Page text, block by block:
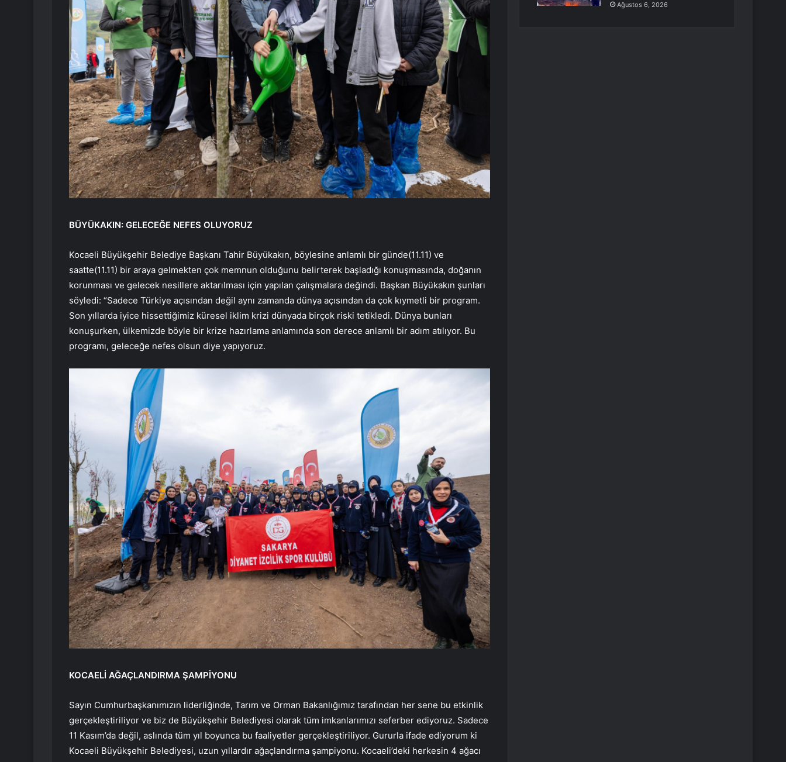
BÜYÜKAKIN: GELECEĞE NEFES OLUYORUZ
Kocaeli Büyükşehir Belediye Başkanı Tahir Büyükakın, böylesine anlamlı bir günde(11.11) ve
saatte(11.11) bir araya gelmekten çok memnun olduğunu belirterek başladığı konuşmasında, doğanın
korunması ve gelecek nesillere aktarılması için yapılan çalışmalara değindi. Başkan Büyükakın şunları
söyledi: “Sadece Türkiye açısından değil aynı zamanda dünya açısından da çok kıymetli bir program.
Son yıllarda iyice hissettiğimiz küresel iklim krizi dünyada birçok riski tetikledi. Dünya bunları
konuşurken, ülkemizde böyle bir krize hazırlama anlamında son derece anlamlı bir adım atılıyor. Bu
programı, geleceğe nefes olsun diye yapıyoruz.
KOCAELİ AĞAÇLANDIRMA ŞAMPİYONU
Sayın Cumhurbaşkanımızın liderliğinde, Tarım ve Orman Bakanlığımız tarafından her sene bu etkinlik
gerçekleştiriliyor ve biz de Büyükşehir Belediyesi olarak tüm imkanlarımızı seferber ediyoruz. Sadece
11 Kasım’da değil, aslında tüm yıl boyunca bu faaliyetler gerçekleştiriliyor. Gururla ifade ediyorum ki
Kocaeli Büyükşehir Belediyesi, uzun yıllardır ağaçlandırma şampiyonu. Kocaeli’deki herkesin 4 ağacı
Ağustos 6, 2026